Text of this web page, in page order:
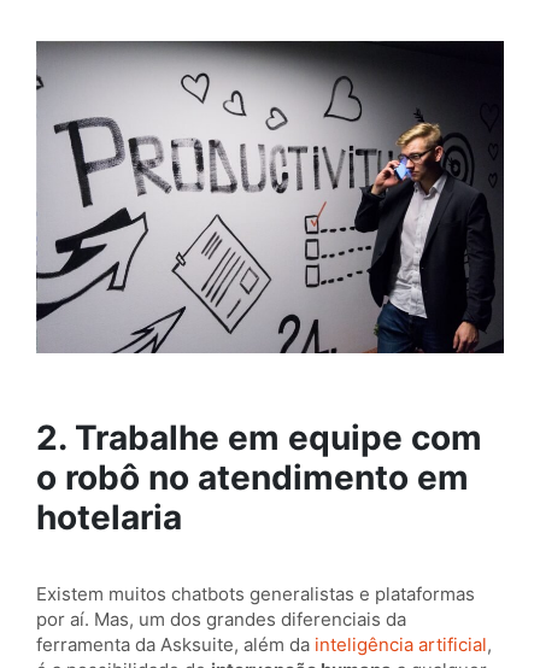
2. Trabalhe em equipe com
o robô no atendimento em
hotelaria
Existem muitos chatbots generalistas e plataformas
por aí. Mas, um dos grandes diferenciais da
ferramenta da Asksuite, além da inteligência artificial,